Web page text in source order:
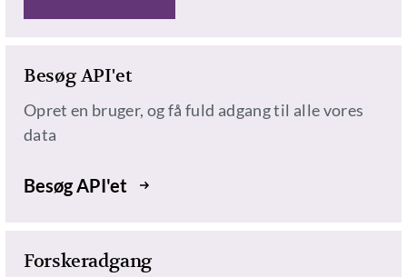
Besøg API'et
Opret en bruger, og få fuld adgang til alle vores
data
Besøg API'et
Forskeradgang